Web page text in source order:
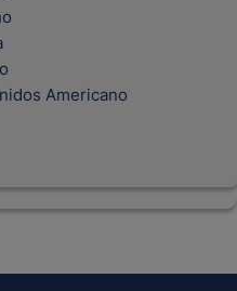
Americano